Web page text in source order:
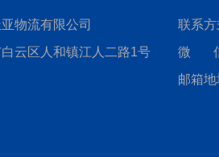
物流有限公司
云区人和镇江人二路1号
联系
微 信
邮箱